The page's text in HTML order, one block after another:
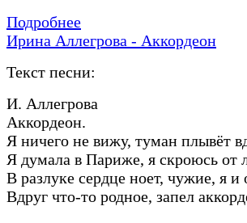
Подробнее
Ирина Аллегрова - Аккордеон
Текст песни:
И. Аллегрова
Аккордеон.
Я ничего не вижу, туман плывёт
Я думала в Париже, я скроюсь от
В разлуке сердце ноет, чужие, я и
Вдруг что-то родное, запел